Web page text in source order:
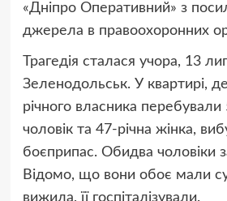
«Дніпро Оперативний» з
джерела в правоохоронних
Трагедія сталася учора, 13
Зеленодольськ. У квартирі,
річного власника перебували
чоловік та 47-річна жінка,
боєприпас. Обидва чоловіки
Відомо, що вони обоє мали